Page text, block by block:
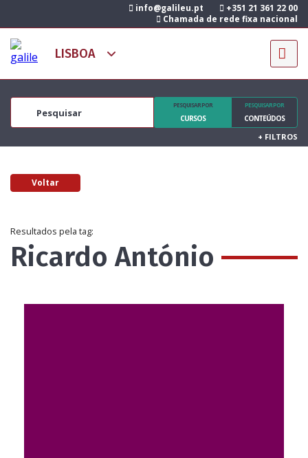
info@galileu.pt
+351 21 361 22 00
Chamada de rede fixa nacional
PESQUISAR POR
CURSOS
PESQUISAR POR
CONTEÚDOS
+ FILTROS
Voltar
Resultados pela tag:
Ricardo António